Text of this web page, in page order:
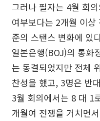
그러나 필자는 4월 회
여부보다는 2개월 이상
준의 스탠스 변화에 있
일본은행(BOJ)의 통화
는 동결되었지만 전체
찬성을 했고, 3명은 반
3월 회의에서는 8 대 1
개월여 전쟁을 거치면